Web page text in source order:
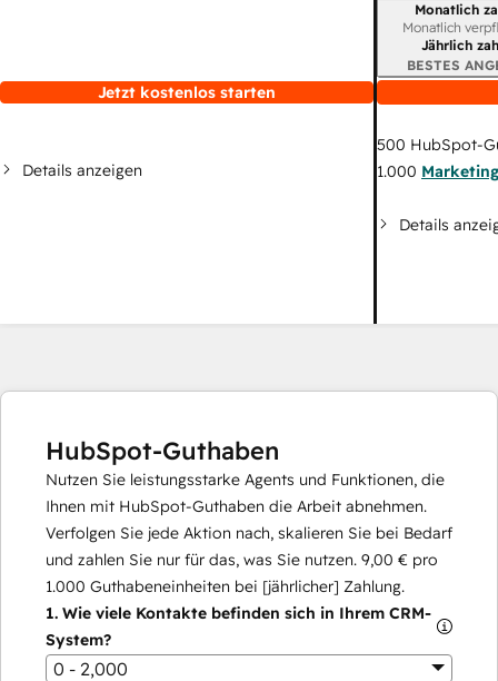
Jetzt kostenlos starten
Details anzeigen
Monatlich
Monatlich
Jährlich
BESTES
500 HubSpot-
1.000
Details
HubSpot-Guthaben
Nutzen Sie leistungsstarke Agents und Funktionen, die
Ihnen mit HubSpot-Guthaben die Arbeit abnehmen.
Verfolgen Sie jede Aktion nach, skalieren Sie bei Bedarf
und zahlen Sie nur für das, was Sie nutzen. 9,00 € pro
1.000 Guthabeneinheiten bei [jährlicher] Zahlung.
1. Wie viele Kontakte befinden sich in Ihrem CRM-
System?
0 - 2,000